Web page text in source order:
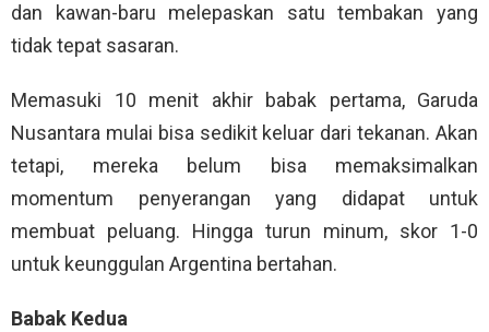
dan kawan-baru melepaskan satu tembakan yang
tidak tepat sasaran.
Memasuki 10 menit akhir babak pertama, Garuda
Nusantara mulai bisa sedikit keluar dari tekanan. Akan
tetapi, mereka belum bisa memaksimalkan
momentum penyerangan yang didapat untuk
membuat peluang. Hingga turun minum, skor 1-0
untuk keunggulan Argentina bertahan.
Babak Kedua